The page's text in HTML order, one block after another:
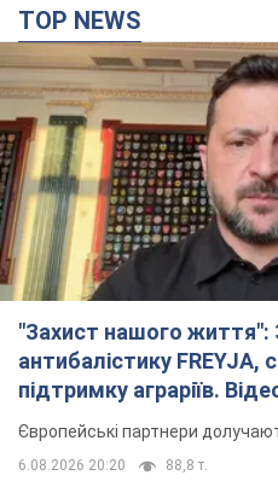
TOP NEWS
"Захист нашого життя":
антибалістику FREYJA,
підтримку аграріїв.
Європейські партнери
6.08.2026 20:20 88,8 т.